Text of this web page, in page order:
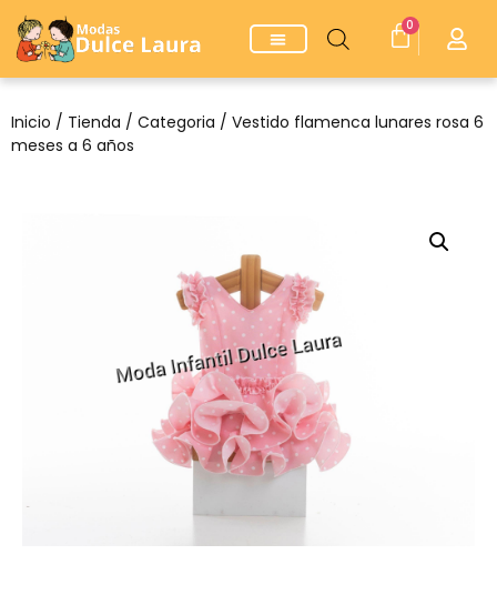
0
Inicio / Tienda / Categoria / Vestido flamenca lunares rosa 6
meses a 6 años